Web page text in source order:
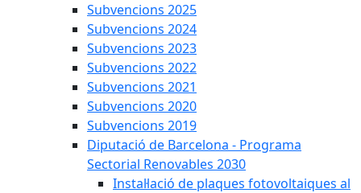
Subvencions 2025
Subvencions 2024
Subvencions 2023
Subvencions 2022
Subvencions 2021
Subvencions 2020
Subvencions 2019
Diputació de Barcelona - Programa
Sectorial Renovables 2030
Instal·lació de plaques fotovoltaiques al